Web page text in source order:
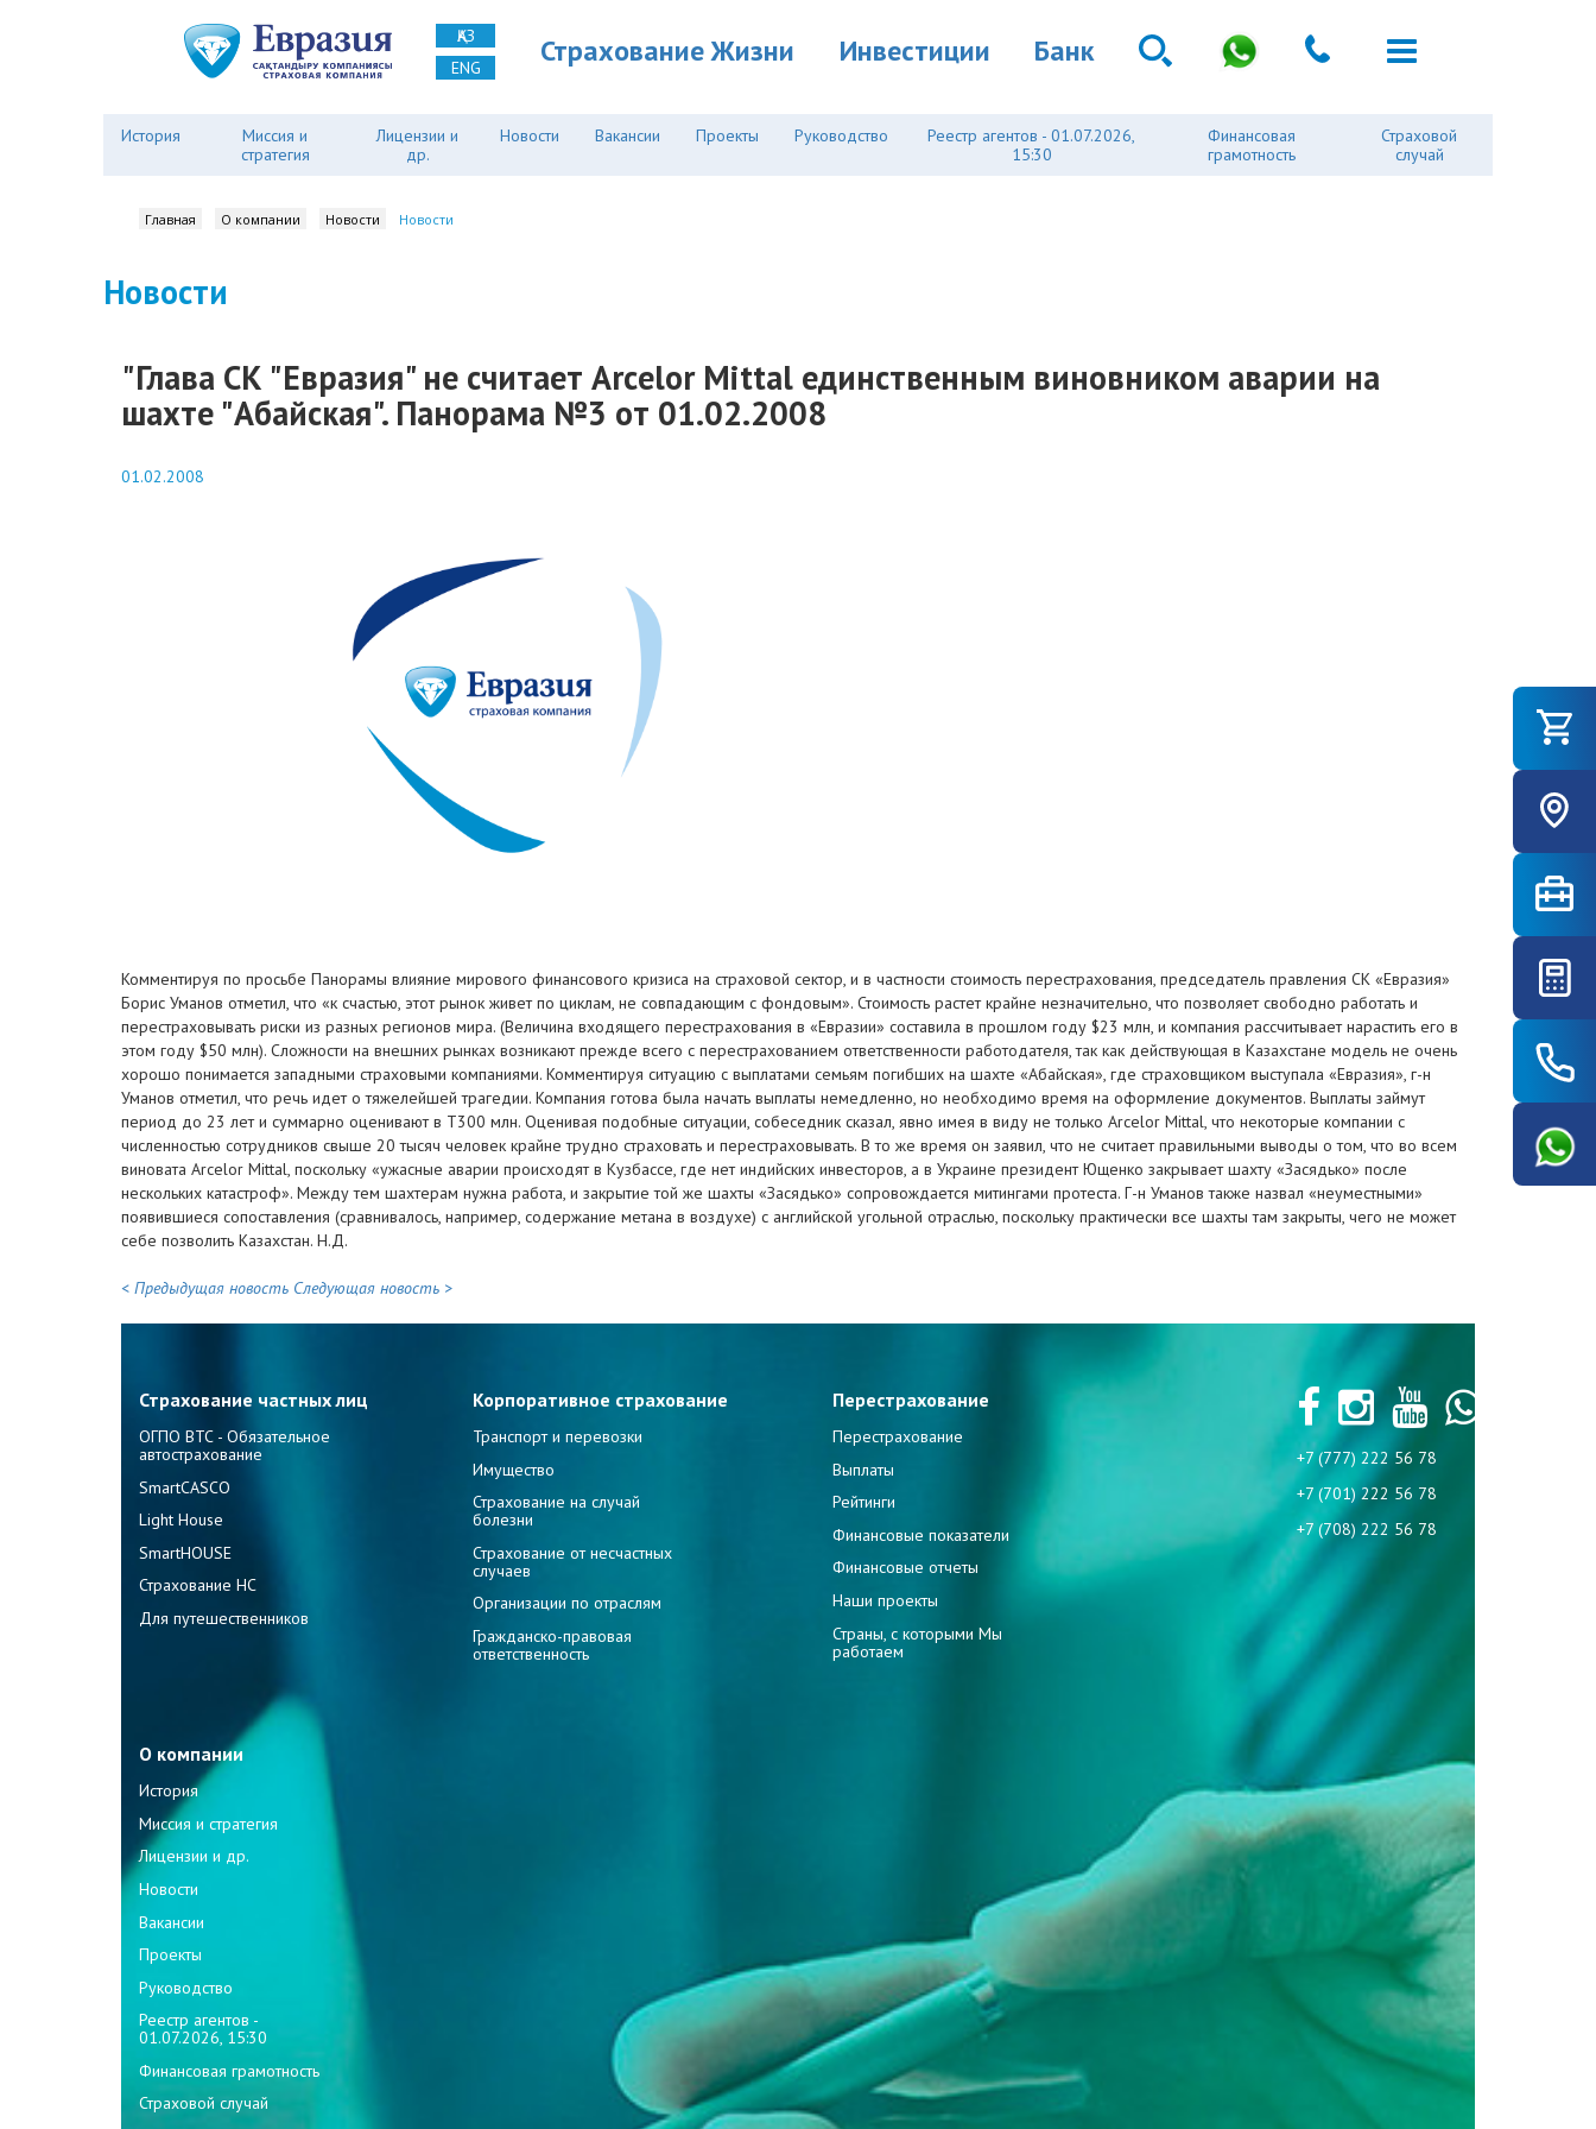
ҚАЗ
ENG
Страхование Жизни Инвестиции Банк
История
Миссия и
стратегия
Лицензии и
др.
Новости Вакансии Проекты Руководство
Реестр агентов - 01.07.2026,
15:30
Финансовая
грамотность
Страховой
случай
Главная О компании Новости Новости
Новости
"Глава СК "Евразия" не считает Arcelor Mittal единственным виновником аварии на
шахте "Абайская". Панорама №3 от 01.02.2008
01.02.2008
Комментируя по просьбе Панорамы влияние мирового финансового кризиса на страховой сектор, и в частности стоимость перестрахования, председатель правления СК «Евразия»
Борис Уманов отметил, что «к счастью, этот рынок живет по циклам, не совпадающим с фондовым». Стоимость растет крайне незначительно, что позволяет свободно работать и
перестраховывать риски из разных регионов мира. (Величина входящего перестрахования в «Евразии» составила в прошлом году $23 млн, и компания рассчитывает нарастить его в
этом году $50 млн). Сложности на внешних рынках возникают прежде всего с перестрахованием ответственности работодателя, так как действующая в Казахстане модель не очень
хорошо понимается западными страховыми компаниями. Комментируя ситуацию с выплатами семьям погибших на шахте «Абайская», где страховщиком выступала «Евразия», г-н
Уманов отметил, что речь идет о тяжелейшей трагедии. Компания готова была начать выплаты немедленно, но необходимо время на оформление документов. Выплаты займут
период до 23 лет и суммарно оценивают в Т300 млн. Оценивая подобные ситуации, собеседник сказал, явно имея в виду не только Arcelor Mittal, что некоторые компании с
численностью сотрудников свыше 20 тысяч человек крайне трудно страховать и перестраховывать. В то же время он заявил, что не считает правильными выводы о том, что во всем
виновата Arcelor Mittal, поскольку «ужасные аварии происходят в Кузбассе, где нет индийских инвесторов, а в Украине президент Ющенко закрывает шахту «Засядько» после
нескольких катастроф». Между тем шахтерам нужна работа, и закрытие той же шахты «Засядько» сопровождается митингами протеста. Г-н Уманов также назвал «неуместными»
появившиеся сопоставления (сравнивалось, например, содержание метана в воздухе) с английской угольной отраслью, поскольку практически все шахты там закрыты, чего не может
себе позволить Казахстан. Н.Д.
< Предыдущая новость Следующая новость >
Страхование частных лиц
ОГПО ВТС - Обязательное
автострахование
SmartCASCO
Light House
SmartHOUSE
Страхование НС
Для путешественников
Корпоративное страхование
Транспорт и перевозки
Имущество
Страхование на случай
болезни
Страхование от несчастных
случаев
Организации по отраслям
Гражданско-правовая
ответственность
Перестрахование
Перестрахование
Выплаты
Рейтинги
Финансовые показатели
Финансовые отчеты
Наши проекты
Страны, с которыми Мы
работаем
О компании
История
Миссия и стратегия
Лицензии и др.
Новости
Вакансии
Проекты
Руководство
Реестр агентов -
01.07.2026, 15:30
Финансовая грамотность
Страховой случай
+7 (777) 222 56 78
+7 (701) 222 56 78
+7 (708) 222 56 78